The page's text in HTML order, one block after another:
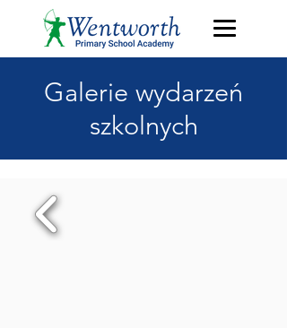
Galerie wydarzeń
szkolnych